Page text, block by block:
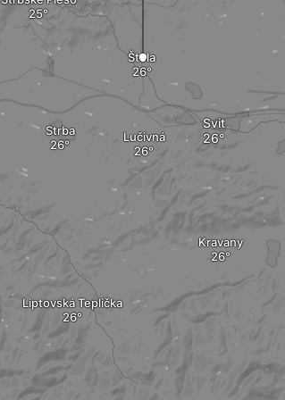
Štôla
Lučivná
Svit
Strba
Kravany
Liptovská Teplička